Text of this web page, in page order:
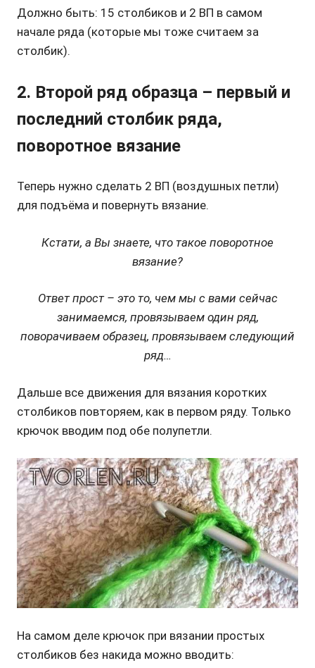
Должно быть: 15 столбиков и 2 ВП в самом
начале ряда (которые мы тоже считаем за
столбик).
2. Второй ряд образца – первый и
последний столбик ряда,
поворотное вязание
Теперь нужно сделать 2 ВП (воздушных петли)
для подъёма и повернуть вязание.
Кстати, а Вы знаете, что такое поворотное
вязание?
Ответ прост – это то, чем мы с вами сейчас
занимаемся, провязываем один ряд,
поворачиваем образец, провязываем следующий
ряд…
Дальше все движения для вязания коротких
столбиков повторяем, как в первом ряду. Только
крючок вводим под обе полупетли.
На самом деле крючок при вязании простых
столбиков без накида можно вводить: